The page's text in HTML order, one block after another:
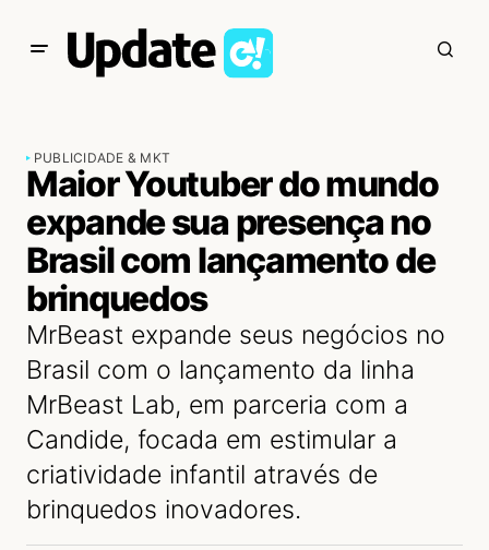
PUBLICIDADE & MKT
Maior Youtuber do mundo
expande sua presença no
Brasil com lançamento de
brinquedos
MrBeast expande seus negócios no
Brasil com o lançamento da linha
MrBeast Lab, em parceria com a
Candide, focada em estimular a
criatividade infantil através de
brinquedos inovadores.